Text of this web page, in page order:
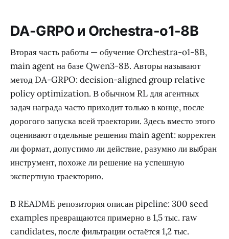
DA-GRPO и Orchestra-o1-8B
Вторая часть работы — обучение Orchestra-o1-8B,
main agent на базе Qwen3-8B. Авторы называют
метод DA-GRPO: decision-aligned group relative
policy optimization. В обычном RL для агентных
задач награда часто приходит только в конце, после
дорогого запуска всей траектории. Здесь вместо этого
оценивают отдельные решения main agent: корректен
ли формат, допустимо ли действие, разумно ли выбран
инструмент, похоже ли решение на успешную
экспертную траекторию.
В README репозитория описан pipeline: 300 seed
examples превращаются примерно в 1,5 тыс. raw
candidates, после фильтрации остаётся 1,2 тыс.